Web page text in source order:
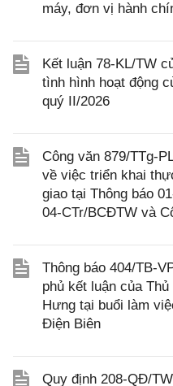
máy, đơn vị hành
Kết luận 78-KL/TW
tình hình hoạt động
quý II/2026
Công văn 879/TTg-
về việc triển khai
giao tại Thông báo
04-CTr/BCĐTW và
Thông báo 404/TB-
phủ kết luận của
Hưng tại buổi làm
Điện Biên
Quy định 208-QĐ/